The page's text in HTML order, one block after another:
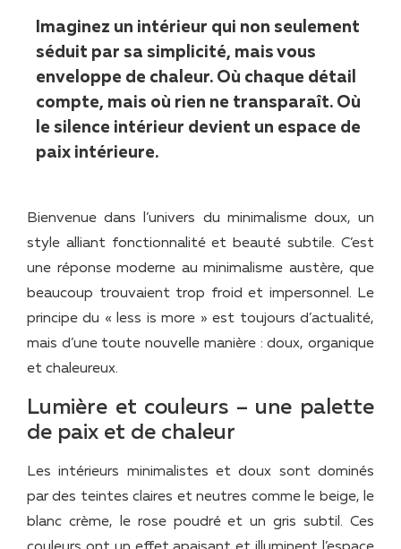
Imaginez un intérieur qui non seulement
séduit par sa simplicité, mais vous
enveloppe de chaleur. Où chaque détail
compte, mais où rien ne transparaît. Où
le silence intérieur devient un espace de
paix intérieure.
Bienvenue dans l’univers du minimalisme doux, un
style alliant fonctionnalité et beauté subtile. C’est
une réponse moderne au minimalisme austère, que
beaucoup trouvaient trop froid et impersonnel. Le
principe du « less is more » est toujours d’actualité,
mais d’une toute nouvelle manière : doux, organique
et chaleureux.
Lumière et couleurs – une palette
de paix et de chaleur
Les intérieurs minimalistes et doux sont dominés
par des teintes claires et neutres comme le beige, le
blanc crème, le rose poudré et un gris subtil. Ces